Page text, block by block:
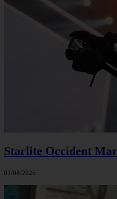
Starlite Occident
01/08/2026